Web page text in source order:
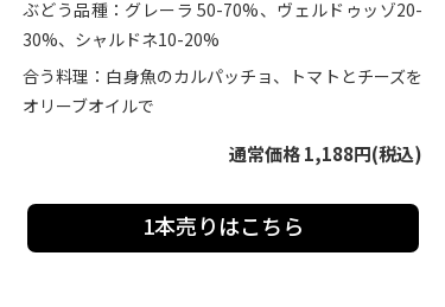
ぶどう品種：グレーラ 50-70%、ヴェルドゥッゾ20-
30%、シャルドネ10-20%
合う料理：白身魚のカルパッチョ、トマトとチーズを
オリーブオイルで
通常価格 1,188円(税込)
1本売りはこちら